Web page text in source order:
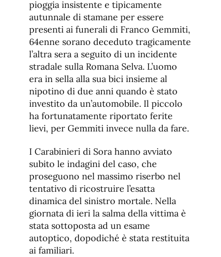
fuente.
pioggia insistente e tipicamente
autunnale di stamane per essere
presenti ai funerali di Franco Gemmiti,
64enne sorano deceduto tragicamente
l’altra sera a seguito di un incidente
stradale sulla Romana Selva. L’uomo
era in sella alla sua bici insieme al
nipotino di due anni quando è stato
investito da un’automobile. Il piccolo
ha fortunatamente riportato ferite
lievi, per Gemmiti invece nulla da fare.
I Carabinieri di Sora hanno avviato
subito le indagini del caso, che
proseguono nel massimo riserbo nel
tentativo di ricostruire l’esatta
dinamica del sinistro mortale. Nella
giornata di ieri la salma della vittima è
stata sottoposta ad un esame
autoptico, dopodiché è stata restituita
ai familiari.